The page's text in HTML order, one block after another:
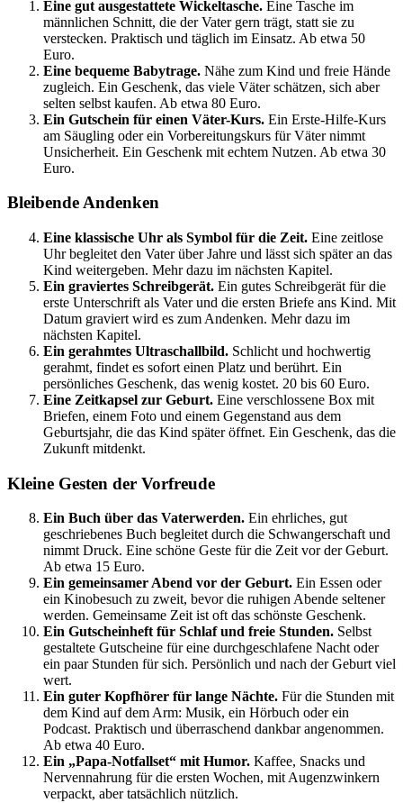
Eine gut ausgestattete Wickeltasche. Eine Tasche im
männlichen Schnitt, die der Vater gern trägt, statt sie zu
verstecken. Praktisch und täglich im Einsatz. Ab etwa 50
Euro.
Eine bequeme Babytrage. Nähe zum Kind und freie Hände
zugleich. Ein Geschenk, das viele Väter schätzen, sich aber
selten selbst kaufen. Ab etwa 80 Euro.
Ein Gutschein für einen Väter-Kurs. Ein Erste-Hilfe-Kurs
am Säugling oder ein Vorbereitungskurs für Väter nimmt
Unsicherheit. Ein Geschenk mit echtem Nutzen. Ab etwa 30
Euro.
Bleibende Andenken
Eine klassische Uhr als Symbol für die Zeit. Eine zeitlose
Uhr begleitet den Vater über Jahre und lässt sich später an das
Kind weitergeben. Mehr dazu im nächsten Kapitel.
Ein graviertes Schreibgerät. Ein gutes Schreibgerät für die
erste Unterschrift als Vater und die ersten Briefe ans Kind. Mit
Datum graviert wird es zum Andenken. Mehr dazu im
nächsten Kapitel.
Ein gerahmtes Ultraschallbild. Schlicht und hochwertig
gerahmt, findet es sofort einen Platz und berührt. Ein
persönliches Geschenk, das wenig kostet. 20 bis 60 Euro.
Eine Zeitkapsel zur Geburt. Eine verschlossene Box mit
Briefen, einem Foto und einem Gegenstand aus dem
Geburtsjahr, die das Kind später öffnet. Ein Geschenk, das die
Zukunft mitdenkt.
Kleine Gesten der Vorfreude
Ein Buch über das Vaterwerden. Ein ehrliches, gut
geschriebenes Buch begleitet durch die Schwangerschaft und
nimmt Druck. Eine schöne Geste für die Zeit vor der Geburt.
Ab etwa 15 Euro.
Ein gemeinsamer Abend vor der Geburt. Ein Essen oder
ein Kinobesuch zu zweit, bevor die ruhigen Abende seltener
werden. Gemeinsame Zeit ist oft das schönste Geschenk.
Ein Gutscheinheft für Schlaf und freie Stunden. Selbst
gestaltete Gutscheine für eine durchgeschlafene Nacht oder
ein paar Stunden für sich. Persönlich und nach der Geburt viel
wert.
Ein guter Kopfhörer für lange Nächte. Für die Stunden mit
dem Kind auf dem Arm: Musik, ein Hörbuch oder ein
Podcast. Praktisch und überraschend dankbar angenommen.
Ab etwa 40 Euro.
Ein „Papa-Notfallset“ mit Humor. Kaffee, Snacks und
Nervennahrung für die ersten Wochen, mit Augenzwinkern
verpackt, aber tatsächlich nützlich.